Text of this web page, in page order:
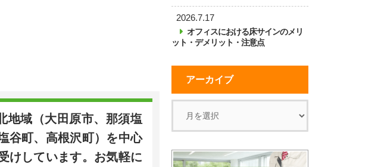
地域（大田原市、那須塩
谷町、高根沢町）を中心
けしています。お気軽に
2026.7.17
オフィスにおける床サインのメリ
ット・デメリット・注意点
アーカイブ